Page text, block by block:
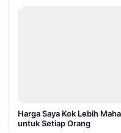
Harga Saya Kok Lebih
untuk Setiap Orang